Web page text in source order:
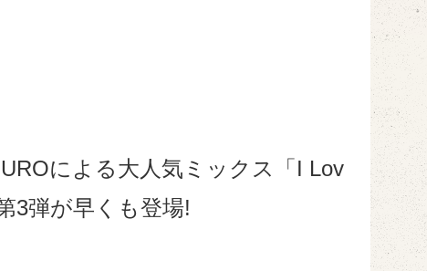
による大人気ミックス「I Lov
3弾が早くも登場!